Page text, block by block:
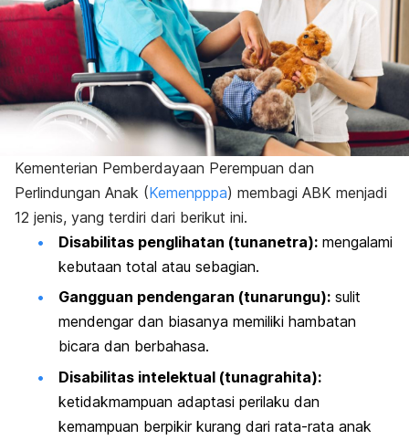
Kementerian Pemberdayaan Perempuan dan
Perlindungan Anak (Kemenpppa) membagi ABK menjadi
12 jenis, yang terdiri dari berikut ini.
Disabilitas penglihatan (tunanetra): mengalami
kebutaan total atau sebagian.
Gangguan pendengaran (tunarungu): sulit
mendengar dan biasanya memiliki hambatan
bicara dan berbahasa.
Disabilitas intelektual (tunagrahita):
ketidakmampuan adaptasi perilaku dan
kemampuan berpikir kurang dari rata-rata anak